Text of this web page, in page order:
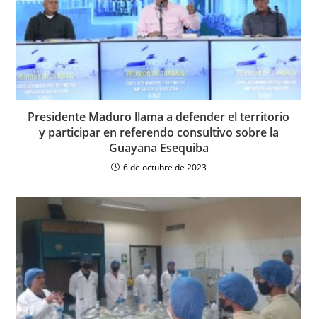
Presidente Maduro llama a defender el territorio
y participar en referendo consultivo sobre la
Guayana Esequiba
6 de octubre de 2023